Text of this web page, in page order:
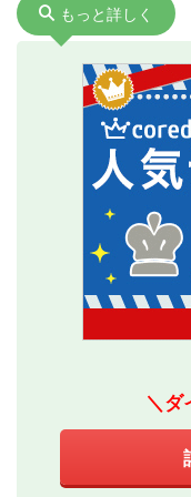
もっと詳しく
＼ダ